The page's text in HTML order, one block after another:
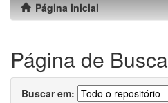
Página inicial
Página de Busca
Buscar em: